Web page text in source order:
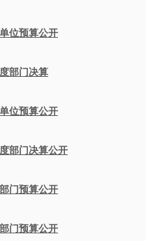
位预算公开
部门决算
位预算公开
部门决算公开
门预算公开
门预算公开